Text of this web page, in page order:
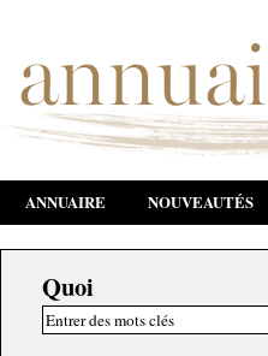
ANNUAIRE NOUVEAUTÉS
Quoi